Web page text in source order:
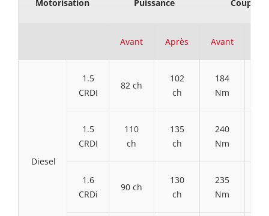
Motorisation Puissance Couple
Avant Après Avant
Diesel
1.5
CRDI
82 ch
102
ch
184
Nm
1.5
CRDI
110
ch
135
ch
240
Nm
1.6
CRDi
90 ch
130
ch
235
Nm